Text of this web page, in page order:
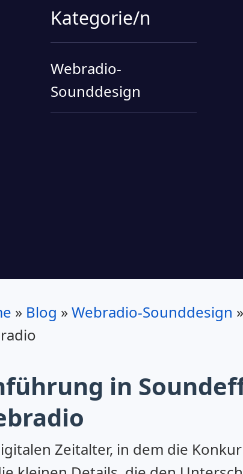
Kategorie/n
Webradio-
Sounddesign
» Blog »Webradio-Sounddesign »
in
Zeitalter, in dem die